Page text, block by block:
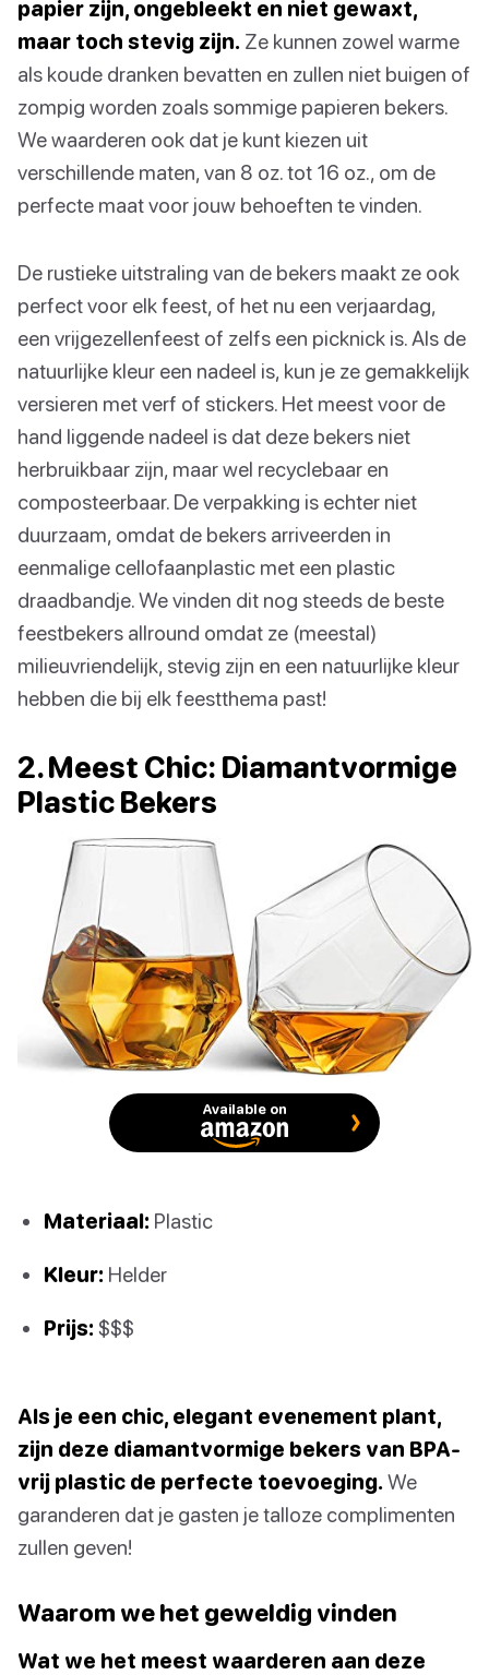
papier zijn, ongebleekt en niet gewaxt,
maar toch stevig zijn. Ze kunnen zowel warme
als koude dranken bevatten en zullen niet buigen of
zompig worden zoals sommige papieren bekers.
We waarderen ook dat je kunt kiezen uit
verschillende maten, van 8 oz. tot 16 oz., om de
perfecte maat voor jouw behoeften te vinden.
De rustieke uitstraling van de bekers maakt ze ook
perfect voor elk feest, of het nu een verjaardag,
een vrijgezellenfeest of zelfs een picknick is. Als de
natuurlijke kleur een nadeel is, kun je ze gemakkelijk
versieren met verf of stickers. Het meest voor de
hand liggende nadeel is dat deze bekers niet
herbruikbaar zijn, maar wel recyclebaar en
composteerbaar. De verpakking is echter niet
duurzaam, omdat de bekers arriveerden in
eenmalige cellofaanplastic met een plastic
draadbandje. We vinden dit nog steeds de beste
feestbekers allround omdat ze (meestal)
milieuvriendelijk, stevig zijn en een natuurlijke kleur
hebben die bij elk feestthema past!
2. Meest Chic: Diamantvormige
Plastic Bekers
Available on
Materiaal: Plastic
Kleur: Helder
Prijs: $$$
Als je een chic, elegant evenement plant,
zijn deze diamantvormige bekers van BPA-
vrij plastic de perfecte toevoeging. We
garanderen dat je gasten je talloze complimenten
zullen geven!
Waarom we het geweldig vinden
Wat we het meest waarderen aan deze